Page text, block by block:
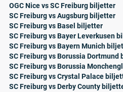
OGC Nice vs SC Freiburg biljetter
SC Freiburg vs Augsburg biljetter
SC Freiburg vs Basel biljetter
SC Freiburg vs Bayer Leverkusen
SC Freiburg vs Bayern Munich
SC Freiburg vs Borussia Dortmund
SC Freiburg vs Borussia
SC Freiburg vs Crystal Palace
SC Freiburg vs Derby County